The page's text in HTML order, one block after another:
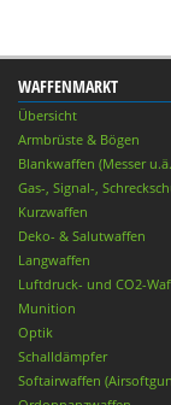
WAFFENMARKT
Übersicht
Armbrüste & Bögen
Blankwaffen (Messer
Gas-, Signal-,
Kurzwaffen
Deko- & Salutwaffen
Langwaffen
Luftdruck- und CO2-
Munition
Optik
Schalldämpfer
Softairwaffen